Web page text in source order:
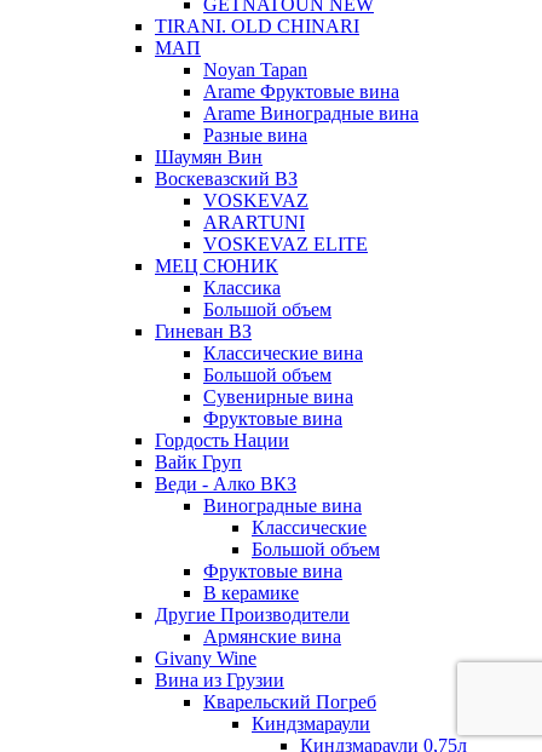
GETNATOUN NEW
TIRANI. OLD CHINARI
МАП
Noyan Tapan
Arame Фруктовые вина
Arame Виноградные вина
Разные вина
Шаумян Вин
Воскевазский ВЗ
VOSKEVAZ
ARARTUNI
VOSKEVAZ ELITE
МЕЦ СЮНИК
Классика
Большой объем
Гиневан ВЗ
Классические вина
Большой объем
Сувенирные вина
Фруктовые вина
Гордость Нации
Вайк Груп
Веди - Алко ВКЗ
Виноградные вина
Классические
Большой объем
Фруктовые вина
В керамике
Другие Производители
Армянские вина
Givany Wine
Вина из Грузии
Кварельский Погреб
Киндзмараули
Киндзмараули 0,75л